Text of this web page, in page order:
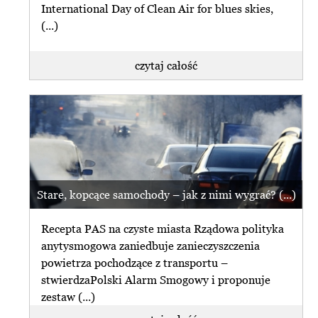
International Day of Clean Air for blues skies,
(...)
czytaj całość
Stare, kopcące samochody – jak z nimi wygrać? (...)
Recepta PAS na czyste miasta Rządowa polityka
anytysmogowa zaniedbuje zanieczyszczenia
powietrza pochodzące z transportu –
stwierdzaPolski Alarm Smogowy i proponuje
zestaw (...)